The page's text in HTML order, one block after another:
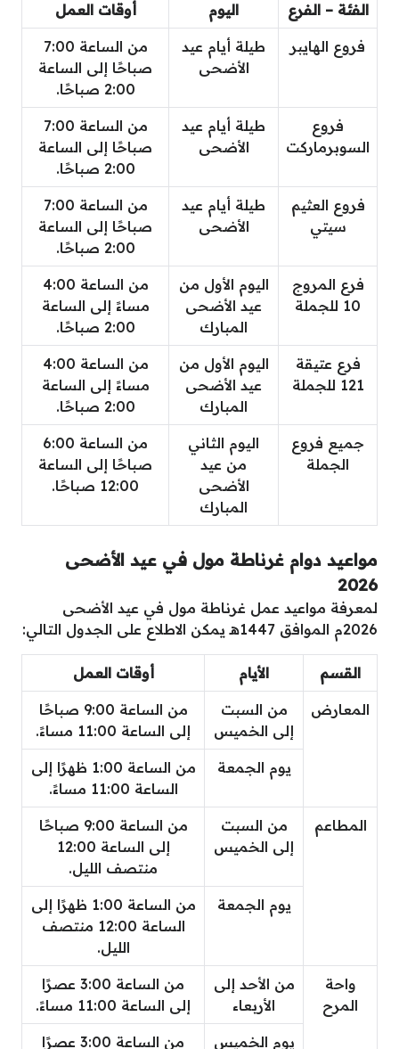
الفئة – الفرع اليوم أوقات العمل
فروع الهايبر
طيلة أيام عيد
الأضحى
من الساعة 7:00
صباحًا إلى الساعة
2:00 صباحًا.
فروع
السوبرماركت
طيلة أيام عيد
الأضحى
من الساعة 7:00
صباحًا إلى الساعة
2:00 صباحًا.
فروع العثيم
سيتي
طيلة أيام عيد
الأضحى
من الساعة 7:00
صباحًا إلى الساعة
2:00 صباحًا.
فرع المروج
10 للجملة
اليوم الأول من
عيد الأضحى
المبارك
من الساعة 4:00
مساءً إلى الساعة
2:00 صباحًا.
فرع عتيقة
121 للجملة
اليوم الأول من
عيد الأضحى
المبارك
من الساعة 4:00
مساءً إلى الساعة
2:00 صباحًا.
جميع فروع
الجملة
اليوم الثاني
من عيد
الأضحى
المبارك
من الساعة 6:00
صباحًا إلى الساعة
12:00 صباحًا.
مواعيد دوام غرناطة مول في عيد الأضحى
2026
لمعرفة مواعيد عمل غرناطة مول في عيد الأضحى
2026م الموافق 1447هـ يمكن الاطلاع على الجدول التالي:
القسم الأيام أوقات العمل
المعارض
من السبت
إلى الخميس
من الساعة 9:00 صباحًا
إلى الساعة 11:00 مساءً.
يوم الجمعة
من الساعة 1:00 ظهرًا إلى
الساعة 11:00 مساءً.
المطاعم
من السبت
إلى الخميس
من الساعة 9:00 صباحًا
إلى الساعة 12:00
منتصف الليل.
يوم الجمعة
من الساعة 1:00 ظهرًا إلى
الساعة 12:00 منتصف
الليل.
واحة
المرح
من الأحد إلى
الأربعاء
من الساعة 3:00 عصرًا
إلى الساعة 11:00 مساءً.
يوم الخميس من الساعة 3:00 عصرًا